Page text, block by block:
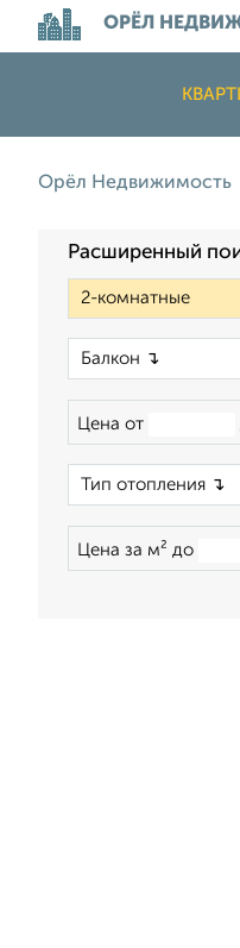
ОРЁЛ
Орёл Недвижимость
Расширенный
Цена от
Цена за м² до